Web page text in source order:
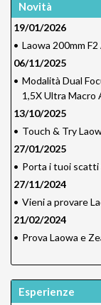
Novità
19/01/2026
• Laowa 200mm
06/11/2025
• Modalità Dual
1,5X Ultra Macro
13/10/2025
• Touch & Try
27/01/2025
• Porta i tuoi scatti
27/11/2024
• Vieni a provare
21/02/2024
• Prova Laowa e
Esperienze